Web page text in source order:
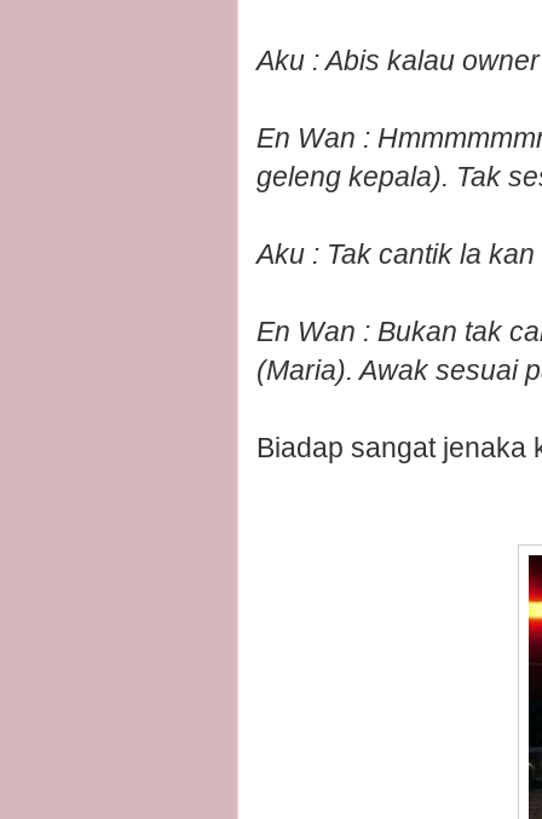
Aku : Abis kalau
En Wan :
geleng kepala). Tak
Aku : Tak cantik la
En Wan : Bukan tak
(Maria). Awak sesuai
Biadap sangat jenaka